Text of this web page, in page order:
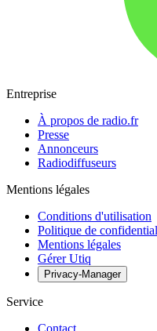
Entreprise
À propos de radio.fr
Presse
Annonceurs
Radiodiffuseurs
Mentions légales
Conditions d'utilisation
Politique de
Mentions légales
Gérer Utiq
Privacy-Manager
Service
Contact